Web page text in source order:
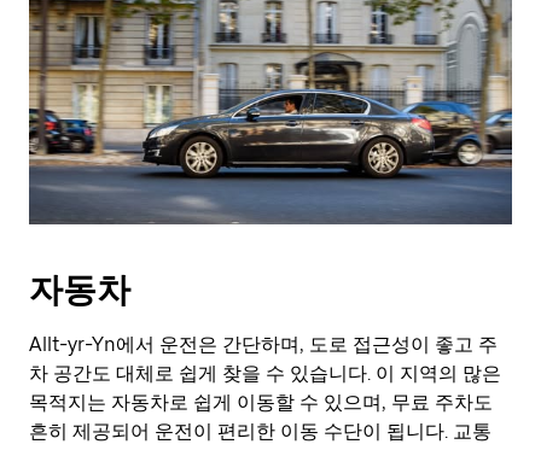
자동차
Allt-yr-Yn에서 운전은 간단하며, 도로 접근성이 좋고 주
차 공간도 대체로 쉽게 찾을 수 있습니다. 이 지역의 많은
목적지는 자동차로 쉽게 이동할 수 있으며, 무료 주차도
흔히 제공되어 운전이 편리한 이동 수단이 됩니다. 교통